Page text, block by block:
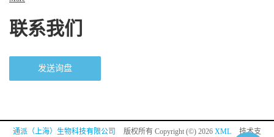
联系我们
发送询盘
通派（上海）生物科技有限公司 版权所有 Copyright (©) 2026 XML 技术支